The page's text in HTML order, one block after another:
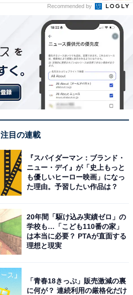
Recommended by
注目の連載
『スパイダーマン：ブランド・
ニュー・デイ』が「史上もっと
も優しいヒーロー映画」になっ
た理由。予習したい作品は？
20年間「駆け込み実績ゼロ」の
学校も…「こども110番の家」
は本当に必要？ PTAが直面する
理想と現実
「青春18きっぷ」販売激減の裏
に何が？ 連続利用の厳格化だけ